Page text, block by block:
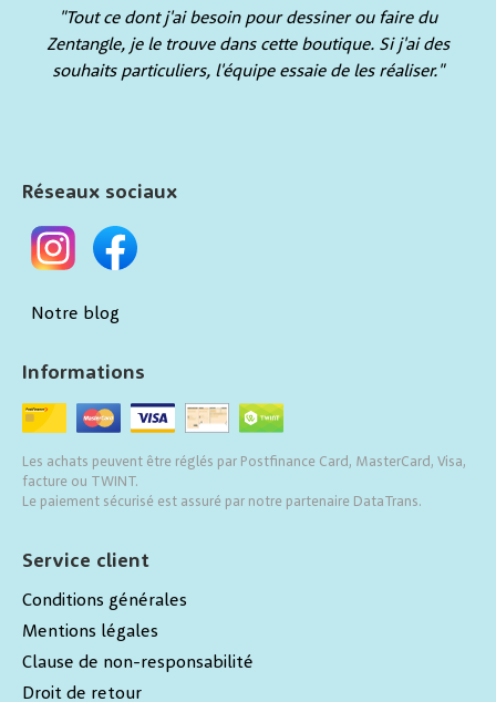
"Tout ce dont j'ai besoin pour dessiner ou faire du
Zentangle, je le trouve dans cette boutique. Si j'ai des
souhaits particuliers, l'équipe essaie de les réaliser."
Service client
Conditions générales
Mentions légales
Clause de non-responsabilité
Droit de retour
Informations
Les achats peuvent être réglés par Postfinance Card, MasterCard, Visa,
facture ou TWINT.
Le paiement sécurisé est assuré par notre partenaire DataTrans.
Réseaux sociaux
Notre blog